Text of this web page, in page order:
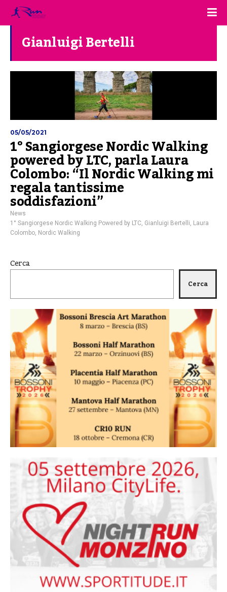
Gianluigi Bertelli
05/05/2021
1° Sangiorgese Nordic Walking
powered by LTC, parla Laura
Colombo: “Il Nordic Walking mi
regala tantissime
soddisfazioni”
News
1° Sangiorgese Nordic Walking Powered by LTC Gianluigi Bertelli Laura
Colombo Nordic Walking
Cerca
Cerca